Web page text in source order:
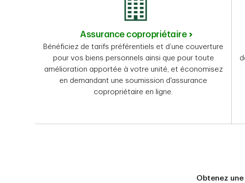
Assurance copropriétaire
Bénéficiez de tarifs préférentiels et d’une couverture
pour vos biens personnels ainsi que pour toute
amélioration apportée à votre unité, et économisez
en demandant une soumission d'assurance
copropriétaire en ligne.
Obtenez